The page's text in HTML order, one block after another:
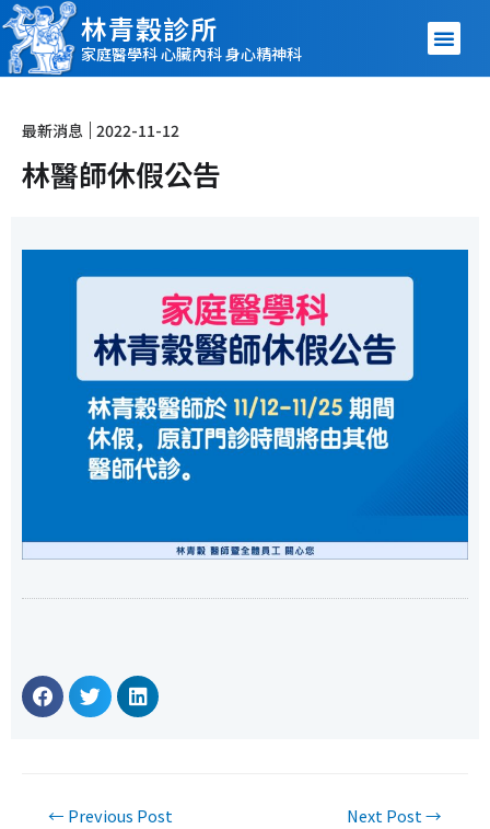
林青穀診所
家庭醫學科 心臟內科 身心精神科
最新消息 2022-11-12
林醫師休假公告
← Previous Post Next Post→